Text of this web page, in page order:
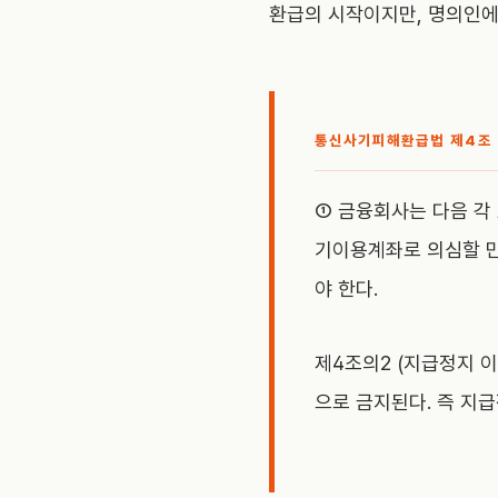
환급의 시작이지만, 명의인
통신사기피해환급법 제4
① 금융회사는 다음 각
기이용계좌로 의심할
야 한다.
제4조의2 (지급정지
으로 금지된다. 즉 지